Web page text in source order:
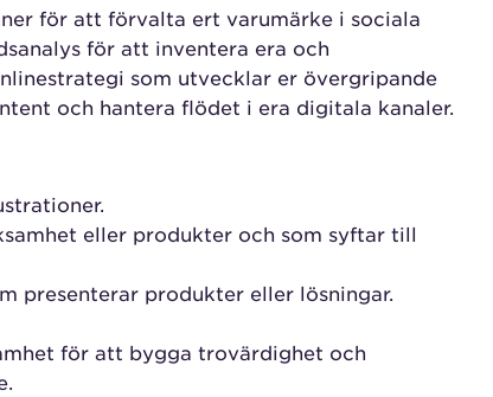
för att förvalta ert varumärke i sociala
för att inventera era och
som utvecklar er övergripande
och hantera flödet i era digitala kanaler.
eller produkter och som syftar till
presenterar produkter eller lösningar.
för att bygga trovärdighet och